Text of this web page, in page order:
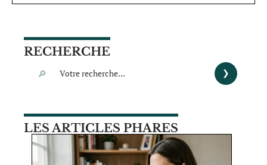
RECHERCHE
LES ARTICLES PHARES